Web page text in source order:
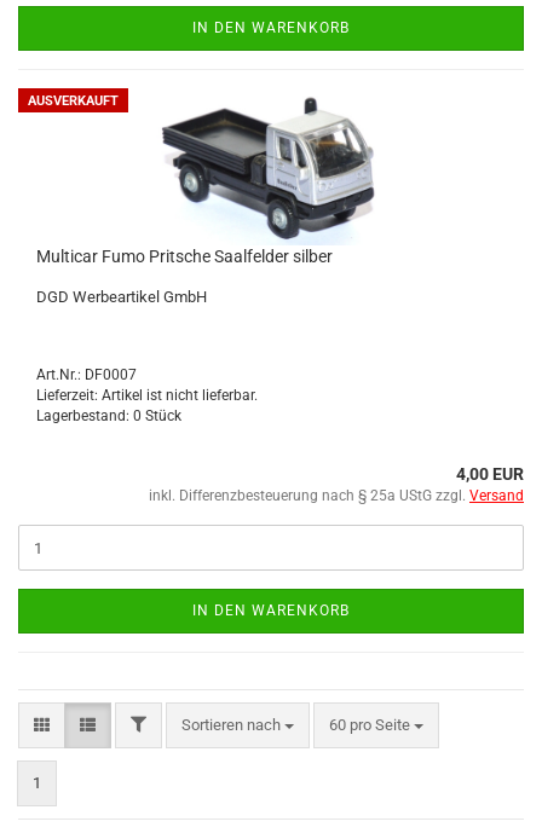
IN DEN WARENKORB
AUSVERKAUFT
Mul­ti­car Fumo Prit­sche Saal­fel­der sil­ber
DGD Wer­be­ar­ti­kel GmbH
Art.Nr.: DF0007
Lieferzeit: Artikel ist nicht lieferbar.
Lagerbestand: 0 Stück
4,00 EUR
inkl. Differenzbesteuerung nach § 25a UStG zzgl. Versand
IN DEN WARENKORB
Sortieren nach 60 pro Seite
1